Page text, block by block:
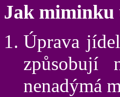
Jak miminku
Úprava
způsobují
nenadýmá